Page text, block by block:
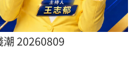
潮 20260809